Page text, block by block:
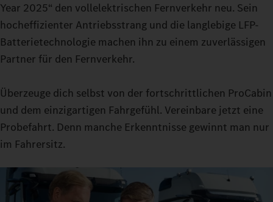
Year 2025“ den vollelektrischen Fernverkehr neu. Sein
hocheffizienter Antriebsstrang und die langlebige LFP-
Batterietechnologie machen ihn zu einem zuverlässigen
Partner für den Fernverkehr.
Überzeuge dich selbst von der fortschrittlichen ProCabin
und dem einzigartigen Fahrgefühl. Vereinbare jetzt eine
Probefahrt. Denn manche Erkenntnisse gewinnt man nur
im Fahrersitz.